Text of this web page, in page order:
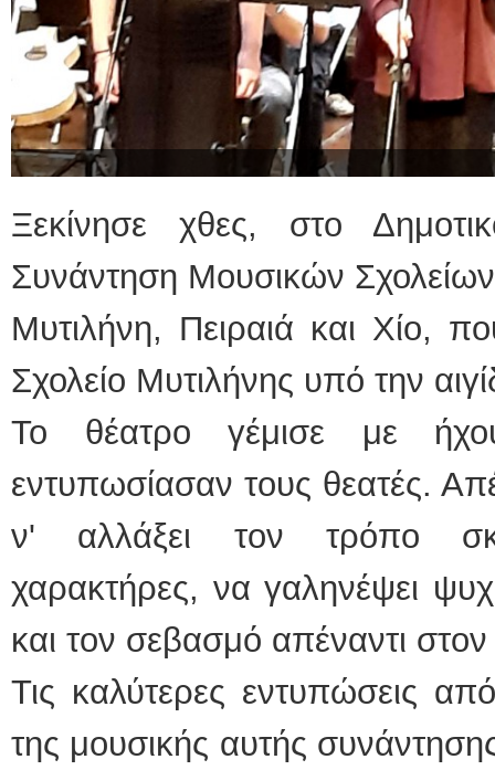
Ξεκίνησε χθες, στο
Συνάντηση Μουσικών
Μυτιλήνη, Πειραιά και Χίο,
Σχολείο Μυτιλήνης υπό την
Το θέατρο γέμισε με
εντυπωσίασαν τους θεατές.
ν' αλλάξει τον τρόπο
χαρακτήρες, να γαληνέψει
και τον σεβασμό απέναντι
Τις καλύτερες εντυπώσεις
της μουσικής αυτής